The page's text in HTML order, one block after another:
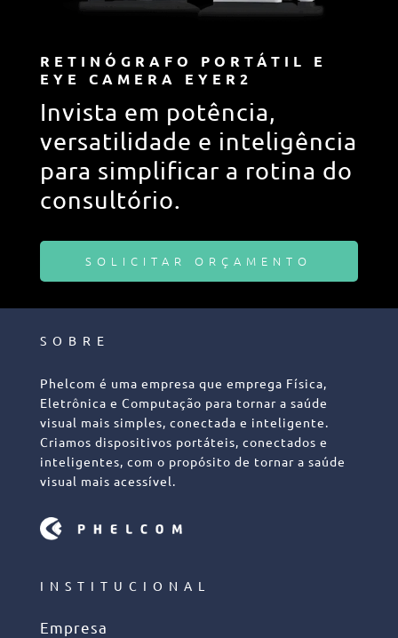
RETINÓGRAFO PORTÁTIL E
EYE CAMERA EYER2
Invista em potência,
versatilidade e inteligência
para simplificar a rotina do
consultório.
SOLICITAR ORÇAMENTO
SOBRE
Phelcom é uma empresa que emprega Física,
Eletrônica e Computação para tornar a saúde
visual mais simples, conectada e inteligente.
Criamos dispositivos portáteis, conectados e
inteligentes, com o propósito de tornar a saúde
visual mais acessível.
INSTITUCIONAL
Empresa